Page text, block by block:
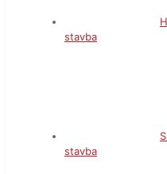
stavba
stavba